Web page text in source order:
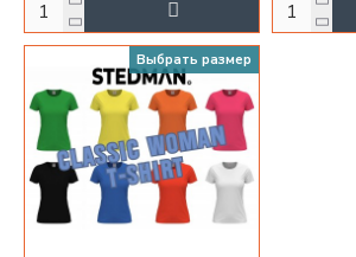
Выбрать размер